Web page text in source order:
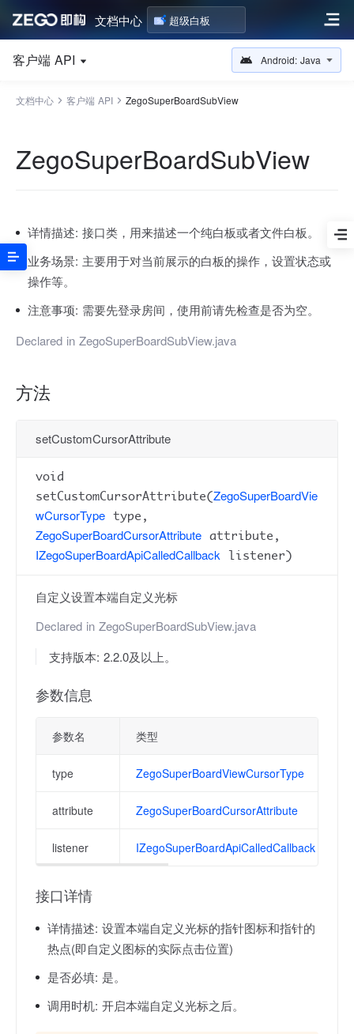
文档中心 超级白板
客户端 API Android: Java
文档中心 客户端 API ZegoSuperBoardSubView
ZegoSuperBoardSubView
详情描述: 接口类，用来描述一个纯白板或者文件白板。
业务场景: 主要用于对当前展示的白板的操作，设置状态或
操作等。
注意事项: 需要先登录房间，使用前请先检查是否为空。
Declared in ZegoSuperBoardSubView.java
方法
setCustomCursorAttribute
void
setCustomCursorAttribute(ZegoSuperBoardVie
wCursorType type,
ZegoSuperBoardCursorAttribute attribute,
IZegoSuperBoardApiCalledCallback listener)
自定义设置本端自定义光标
Declared in ZegoSuperBoardSubView.java
支持版本: 2.2.0及以上。
参数信息
参数名 类型
type ZegoSuperBoardViewCursorType
attribute ZegoSuperBoardCursorAttribute
listener IZegoSuperBoardApiCalledCallback
接口详情
详情描述: 设置本端自定义光标的指针图标和指针的
热点(即自定义图标的实际点击位置)
是否必填: 是。
调用时机: 开启本端自定义光标之后。